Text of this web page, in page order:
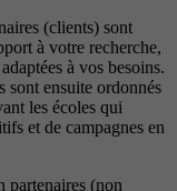
(clients) sont
à votre recherche,
à vos besoins.
sont ensuite ordonnés
les écoles qui
et de campagnes en
partenaires (non